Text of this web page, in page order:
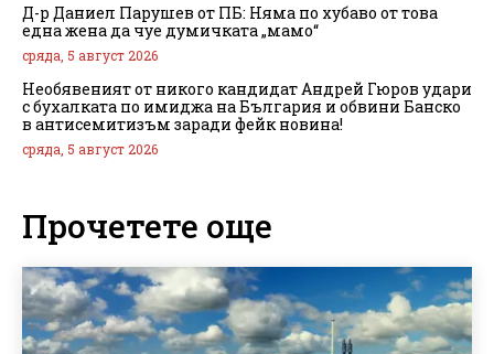
Д-р Даниел Парушев от ПБ: Няма по хубаво от това
една жена да чуе думичката „мамо“
сряда, 5 август 2026
Необявеният от никого кандидат Андрей Гюров удари
с бухалката по имиджа на България и обвини Банско
в антисемитизъм заради фейк новина!
сряда, 5 август 2026
Прочетете още